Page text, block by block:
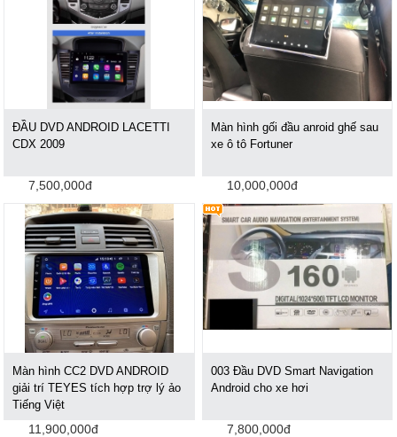
ĐẦU DVD ANDROID LACETTI
CDX 2009
7,500,000đ
Màn hình gối đầu anroid ghế sau
xe ô tô Fortuner
10,000,000đ
Màn hình CC2 DVD ANDROID
giải trí TEYES tích hợp trợ lý ảo
Tiếng Việt
11,900,000đ
003 Đầu DVD Smart Navigation
Android cho xe hơi
7,800,000đ